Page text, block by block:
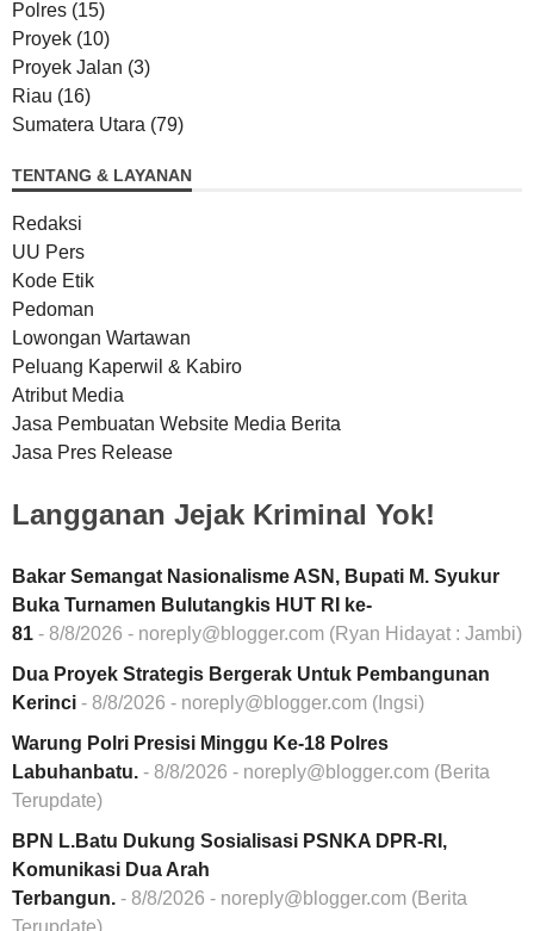
Polres (15)
Proyek (10)
Proyek Jalan (3)
Riau (16)
Sumatera Utara (79)
TENTANG & LAYANAN
Redaksi
UU Pers
Kode Etik
Pedoman
Lowongan Wartawan
Peluang Kaperwil & Kabiro
Atribut Media
Jasa Pembuatan Website Media Berita
Jasa Pres Release
Langganan Jejak Kriminal Yok!
Bakar Semangat Nasionalisme ASN, Bupati M. Syukur
Buka Turnamen Bulutangkis HUT RI ke-
81 - 8/8/2026 - noreply@blogger.com (Ryan Hidayat : Jambi)
Dua Proyek Strategis Bergerak Untuk Pembangunan
Kerinci - 8/8/2026 - noreply@blogger.com (Ingsi)
Warung Polri Presisi Minggu Ke-18 Polres
Labuhanbatu. - 8/8/2026 - noreply@blogger.com (Berita
Terupdate)
BPN L.Batu Dukung Sosialisasi PSNKA DPR-RI,
Komunikasi Dua Arah
Terbangun. - 8/8/2026 - noreply@blogger.com (Berita
Terupdate)